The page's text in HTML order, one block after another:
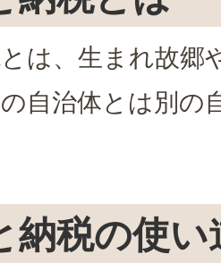
は、生まれ故郷
自治体とは別の
納税の使い